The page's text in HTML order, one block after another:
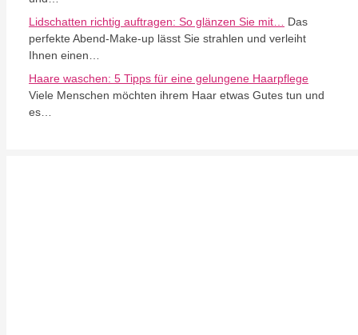
Lidschatten richtig auftragen: So glänzen Sie mit…
Das
perfekte Abend-Make-up lässt Sie strahlen und verleiht
Ihnen einen…
Haare waschen: 5 Tipps für eine gelungene Haarpflege
Viele Menschen möchten ihrem Haar etwas Gutes tun und
es…